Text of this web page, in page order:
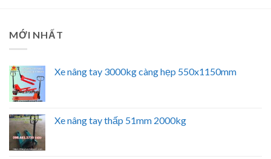
MỚI NHẤT
Xe nâng tay 3000kg càng hẹp 550x1150mm
Xe nâng tay thấp 51mm 2000kg